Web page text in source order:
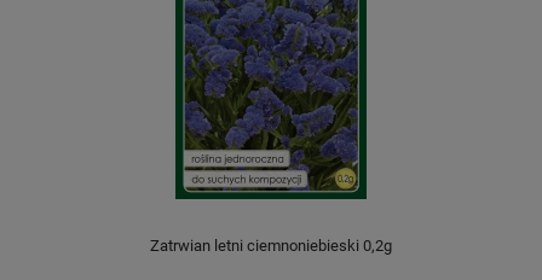
Zatrwian letni ciemnoniebieski 0,2g